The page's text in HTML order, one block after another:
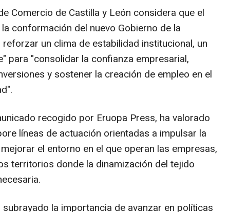
Comercio de Castilla y León considera que el
conformación del nuevo Gobierno de la
un clima de estabilidad institucional, un
para "consolidar la confianza empresarial,
y sostener la creación de empleo en el
recogido por Eruopa Press, ha valorado
líneas de actuación orientadas a impulsar la
el entorno en el que operan las empresas,
territorios donde la dinamización del tejido
la importancia de avanzar en políticas